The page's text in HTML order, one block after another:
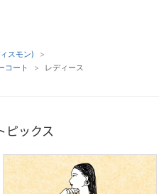
スモン)
コート レディース
ピックス